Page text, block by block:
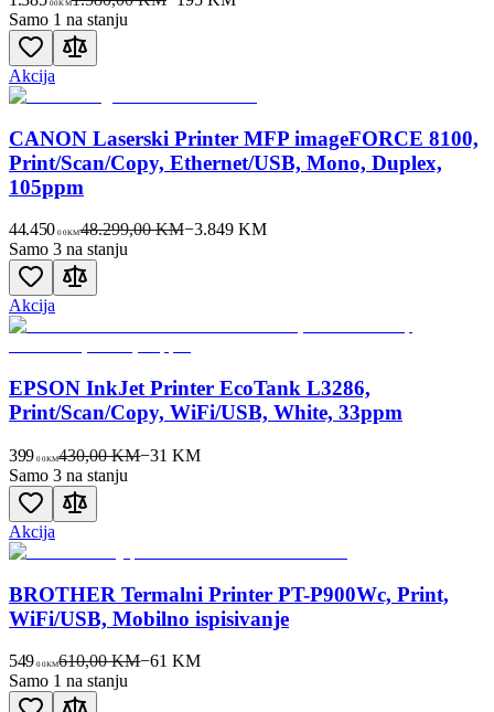
00KM
Samo 1 na stanju
Akcija
CANON Laserski Printer MFP imageFORCE 8100,
Print/Scan/Copy, Ethernet/USB, Mono, Duplex,
105ppm
44.450 00KM48.299,00 KM−3.849KM
Samo 3 na stanju
Akcija
EPSON InkJet Printer EcoTank L3286,
Print/Scan/Copy, WiFi/USB, White, 33ppm
399 00KM430,00 KM−31 KM
Samo 3 na stanju
Akcija
BROTHER Termalni Printer PT-P900Wc, Print,
WiFi/USB, Mobilno ispisivanje
549 00KM610,00 KM−61 KM
Samo 1 na stanju